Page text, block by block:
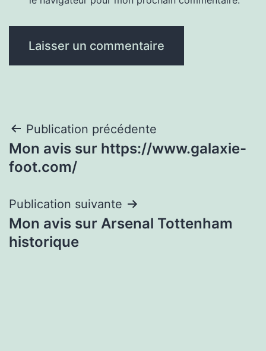
Navigation
de
Publication précédente
Mon avis sur https://www.galaxie-
foot.com/
Publication suivante
Mon avis sur Arsenal Tottenham
historique